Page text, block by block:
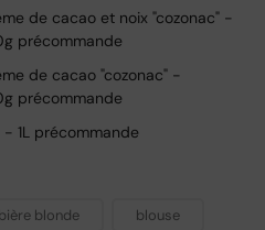
de cacao et noix "cozonac" -
précommande
de cacao "cozonac" -
précommande
1L précommande
bière blonde blouse